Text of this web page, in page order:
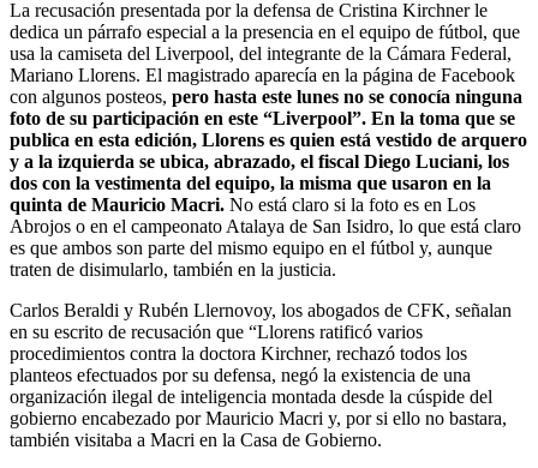
La recusación presentada por la defensa de Cristina Kirchner le
dedica un párrafo especial a la presencia en el equipo de fútbol, que
usa la camiseta del Liverpool, del integrante de la Cámara Federal,
Mariano Llorens. El magistrado aparecía en la página de Facebook
con algunos posteos, pero hasta este lunes no se conocía ninguna
foto de su participación en este “Liverpool”. En la toma que se
publica en esta edición, Llorens es quien está vestido de arquero
y a la izquierda se ubica, abrazado, el fiscal Diego Luciani, los
dos con la vestimenta del equipo, la misma que usaron en la
quinta de Mauricio Macri. No está claro si la foto es en Los
Abrojos o en el campeonato Atalaya de San Isidro, lo que está claro
es que ambos son parte del mismo equipo en el fútbol y, aunque
traten de disimularlo, también en la justicia.
Carlos Beraldi y Rubén Llernovoy, los abogados de CFK, señalan
en su escrito de recusación que “Llorens ratificó varios
procedimientos contra la doctora Kirchner, rechazó todos los
planteos efectuados por su defensa, negó la existencia de una
organización ilegal de inteligencia montada desde la cúspide del
gobierno encabezado por Mauricio Macri y, por si ello no bastara,
también visitaba a Macri en la Casa de Gobierno.